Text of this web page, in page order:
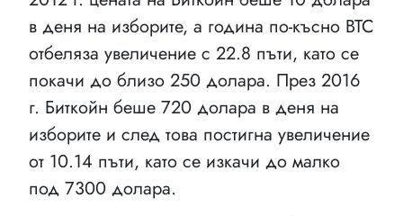
в деня на изборите, а година по-късно BTC
отбеляза увеличение с 22.8 пъти, като се
покачи до близо 250 долара. През 2016
г. Биткойн беше 720 долара в деня на
изборите и след това постигна увеличение
от 10.14 пъти, като се изкачи до малко
под 7300 долара.